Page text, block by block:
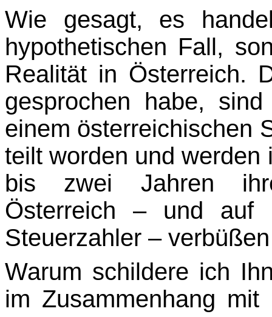
Wie gesagt, es
hypothetischen Fall,
Realität in Österreich.
gesprochen habe,
einem österreichischen
teilt worden und werden
bis zwei Jahren
Österreich – und auf
Steuerzahler –
Warum schildere ich
im Zusammenhang